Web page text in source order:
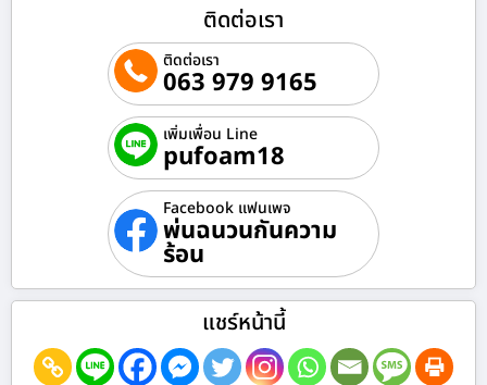
ติดต่อเรา
ติดต่อเรา
063 979 9165
เพิ่มเพื่อน Line
pufoam18
Facebook แฟนเพจ
พ่นฉนวนกันความ
ร้อน
แชร์หน้านี้